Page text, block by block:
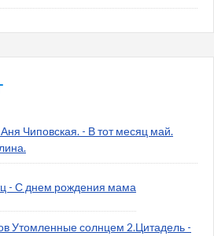
Чиповская. - В тот месяц май.
- С днем рождения мама
Утомленные солнцем 2.Цитадель -